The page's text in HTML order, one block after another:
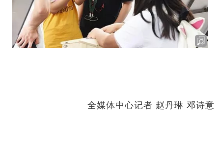
全媒体中心记者 赵丹琳 邓诗意